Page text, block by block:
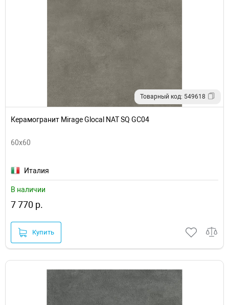
Товарный код: 549618
Керамогранит Mirage Glocal NAT SQ GC04
60x60
Италия
В наличии
7 770 р.
Купить